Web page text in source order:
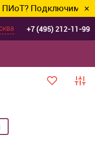
Подключим и ✕
+7 (495) 212-11-99